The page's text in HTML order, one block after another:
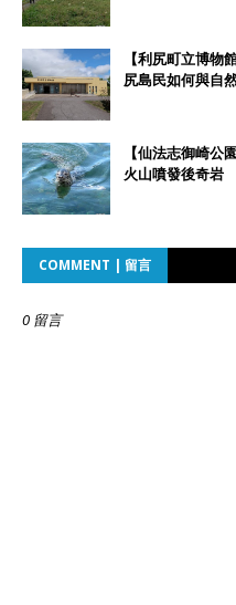
【利尻町立博
尻島民如何與自
【仙法志御崎
火山噴發後奇岩
COMMENT | 留言
0 留言